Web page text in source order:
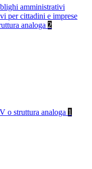
amministrativi
per cittadini e imprese
analoga 2
o struttura analoga 1